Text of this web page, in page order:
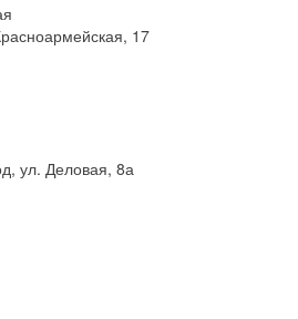
17
ул. Деловая, 8а